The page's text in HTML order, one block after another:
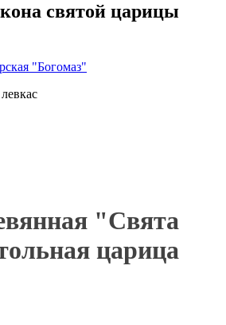
святой царицы
"Богомаз"
"Свята
царица